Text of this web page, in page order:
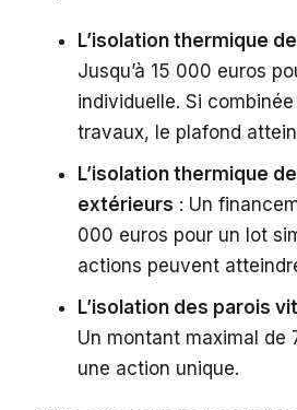
L’isolation thermique
Jusqu’à 15 000 euros
individuelle. Si combinée
travaux, le plafond
L’isolation thermique
extérieurs : Un
000 euros pour un lot
actions peuvent
L’isolation des parois
Un montant maximal de
une action unique.